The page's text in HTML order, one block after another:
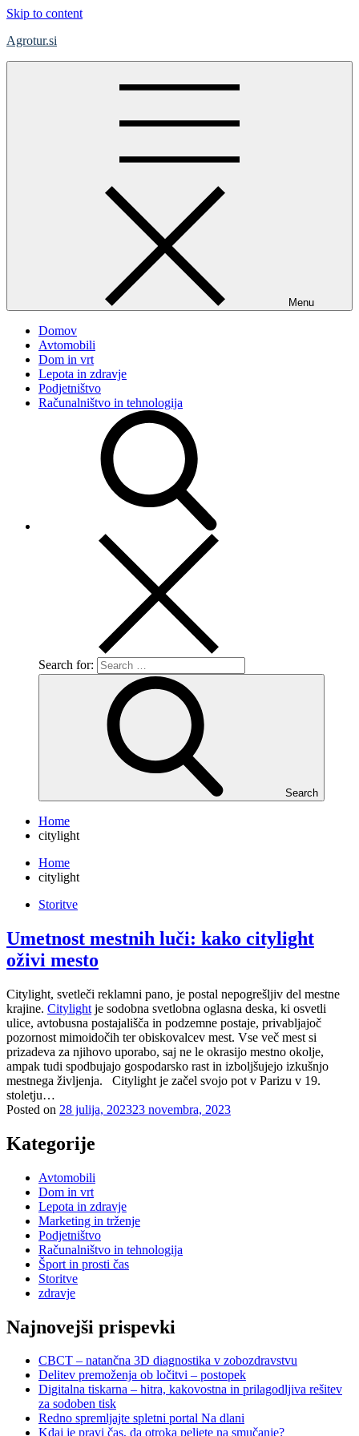
Skip to content
Agrotur.si
Menu
Domov
Avtomobili
Dom in vrt
Lepota in zdravje
Podjetništvo
Računalništvo in tehnologija
Search for:
Search
Home
citylight
Home
citylight
Storitve
Umetnost mestnih luči: kako citylight
oživi mesto
Citylight, svetleči reklamni pano, je postal nepogrešljiv del mestne
krajine. Citylight je sodobna svetlobna oglasna deska, ki osvetli
ulice, avtobusna postajališča in podzemne postaje, privabljajoč
pozornost mimoidočih ter obiskovalcev mest. Vse več mest si
prizadeva za njihovo uporabo, saj ne le okrasijo mestno okolje,
ampak tudi spodbujajo gospodarsko rast in izboljšujejo izkušnjo
mestnega življenja. Citylight je začel svojo pot v Parizu v 19.
stoletju…
Posted on 28 julija, 202323 novembra, 2023
Kategorije
Avtomobili
Dom in vrt
Lepota in zdravje
Marketing in trženje
Podjetništvo
Računalništvo in tehnologija
Šport in prosti čas
Storitve
zdravje
Najnovejši prispevki
CBCT – natančna 3D diagnostika v zobozdravstvu
Delitev premoženja ob ločitvi – postopek
Digitalna tiskarna – hitra, kakovostna in prilagodljiva rešitev
za sodoben tisk
Redno spremljajte spletni portal Na dlani
Kdaj je pravi čas, da otroka peljete na smučanje?